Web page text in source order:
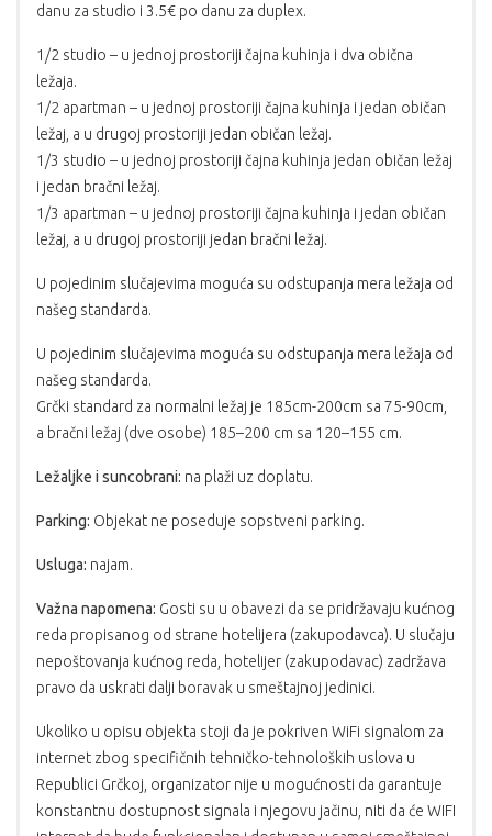
danu za studio i 3.5€ po danu za duplex.
1/2 studio – u jednoj prostoriji čajna kuhinja i dva obična
ležaja.
1/2 apartman – u jednoj prostoriji čajna kuhinja i jedan običan
ležaj, a u drugoj prostoriji jedan običan ležaj.
1/3 studio – u jednoj prostoriji čajna kuhinja jedan običan ležaj
i jedan bračni ležaj.
1/3 apartman – u jednoj prostoriji čajna kuhinja i jedan običan
ležaj, a u drugoj prostoriji jedan bračni ležaj.
U pojedinim slučajevima moguća su odstupanja mera ležaja od
našeg standarda.
U pojedinim slučajevima moguća su odstupanja mera ležaja od
našeg standarda.
Grčki standard za normalni ležaj je 185cm-200cm sa 75-90cm,
a bračni ležaj (dve osobe) 185–200 cm sa 120–155 cm.
Ležaljke i suncobrani: na plaži uz doplatu.
Parking: Objekat ne poseduje sopstveni parking.
Usluga: najam.
Važna napomena: Gosti su u obavezi da se pridržavaju kućnog
reda propisanog od strane hotelijera (zakupodavca). U slučaju
nepoštovanja kućnog reda, hotelijer (zakupodavac) zadržava
pravo da uskrati dalji boravak u smeštajnoj jedinici.
Ukoliko u opisu objekta stoji da je pokriven WiFi signalom za
internet zbog specifičnih tehničko-tehnoloških uslova u
Republici Grčkoj, organizator nije u mogućnosti da garantuje
konstantnu dostupnost signala i njegovu jačinu, niti da će WIFI